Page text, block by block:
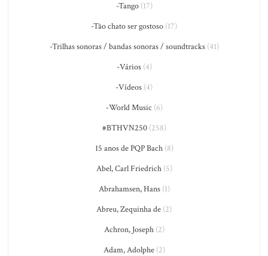
-Tango(17)
-Tão chato ser gostoso (17)
-Trilhas sonoras / bandas sonoras / soundtracks(41)
-Vários(4)
-Vídeos (4)
-World Music (6)
#BTHVN250(258)
15 anos de PQP Bach(8)
Abel, Carl Friedrich(5)
Abrahamsen, Hans(1)
Abreu, Zequinha de (2)
Achron, Joseph(2)
Adam, Adolphe(2)